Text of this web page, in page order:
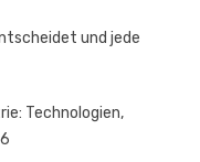
und jede
Technologien,